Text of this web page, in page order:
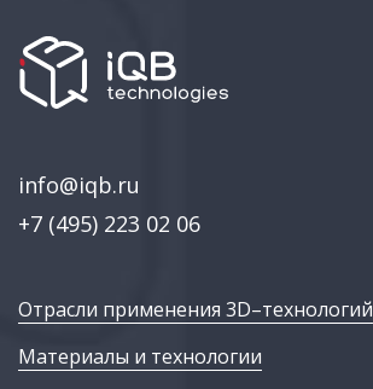
info@iqb.ru
+7 (495) 223 02 06
Отрасли применения 3D–технологий
Материалы и технологии